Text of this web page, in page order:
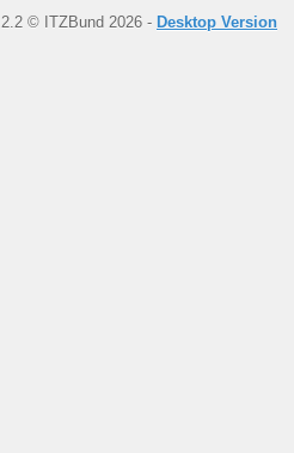
© ITZBund 2026 - Desktop Version